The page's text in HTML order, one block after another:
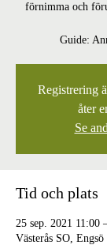
förnimma och
Registrering
åter
Se
Tid och plats
25 sep. 2021 11:00
Västerås SO,